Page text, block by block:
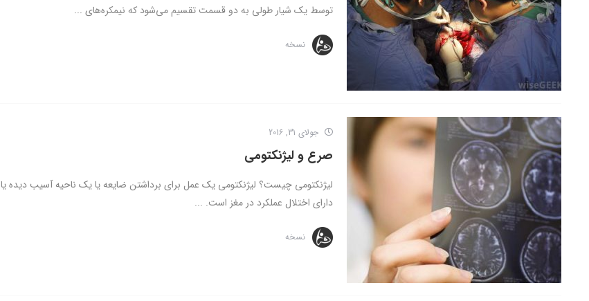
توسط یک شیار طولی به دو قسمت تقسیم می‌شود که نیمکره‌های ...
نسخه
جولای 31, 2016
صرع و لیژنکتومی
لیژنکتومی چیست؟ لیژنکتومی یک عمل برای برداشتن ضایعه یا یک ناحیه آسیب دیده یا
دارای اختلال عملکرد در مغز است. ...
نسخه